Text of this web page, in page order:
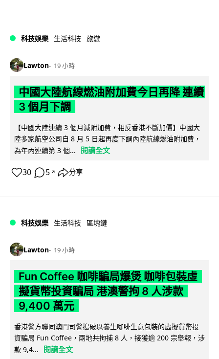
科技娛樂 生活科技 旅遊
Lawton 19 小時
中國大陸航線燃油附加費今日再降 連續
3 個月下調
【中國大陸連續 3 個月減附加費，相反香港不斷加價】中國大
陸多家航空公司自 8 月 5 日起再度下調內陸航線燃油附加費，
為年內連續第 3 個...
閱讀全文
30 5 ↗ 分享
科技娛樂 生活科技 區塊鏈
Lawton 19 小時
Fun Coffee 咖啡騙局爆煲 咖啡包裝虛
擬貨幣投資騙局 港澳警拘 8 人涉款
9,400 萬元
香港警方聯同澳門司警搗破以養生咖啡生意包裝的虛擬貨幣投
資騙局 Fun Coffee，兩地共拘捕 8 人，接獲逾 200 宗舉報，涉
款 9,4...
閱讀全文